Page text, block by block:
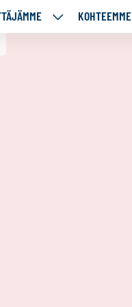
VÄLITTÄJÄMME
KOHTEEMME